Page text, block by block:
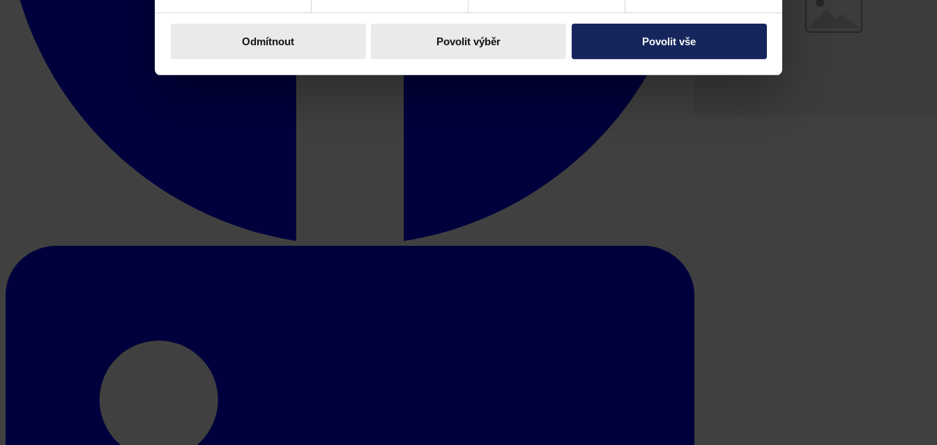
Odmítnout Povolit výběr Povolit vše